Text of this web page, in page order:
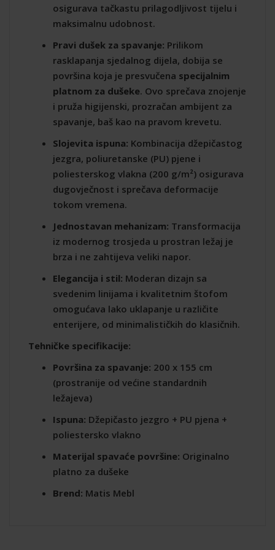
osigurava tačkastu prilagodljivost tijelu i
maksimalnu udobnost.
Pravi dušek za spavanje: Prilikom
rasklapanja sjedalnog dijela, dobija se
površina koja je presvučena specijalnim
platnom za dušeke. Ovo sprečava znojenje
i pruža higijenski, prozračan ambijent za
spavanje, baš kao na pravom krevetu.
Slojevita ispuna: Kombinacija džepičastog
jezgra, poliuretanske (PU) pjene i
poliesterskog vlakna (200 g/m²) osigurava
dugovječnost i sprečava deformacije
tokom vremena.
Jednostavan mehanizam: Transformacija
iz modernog trosjeda u prostran ležaj je
brza i ne zahtijeva veliki napor.
Elegancija i stil: Moderan dizajn sa
svedenim linijama i kvalitetnim štofom
omogućava lako uklapanje u različite
enterijere, od minimalističkih do klasičnih.
Tehničke specifikacije:
Površina za spavanje: 200 x 155 cm
(prostranije od većine standardnih
ležajeva)
Ispuna: Džepičasto jezgro + PU pjena +
poliestersko vlakno
Materijal spavaće površine: Originalno
platno za dušeke
Brend: Matis Mebl